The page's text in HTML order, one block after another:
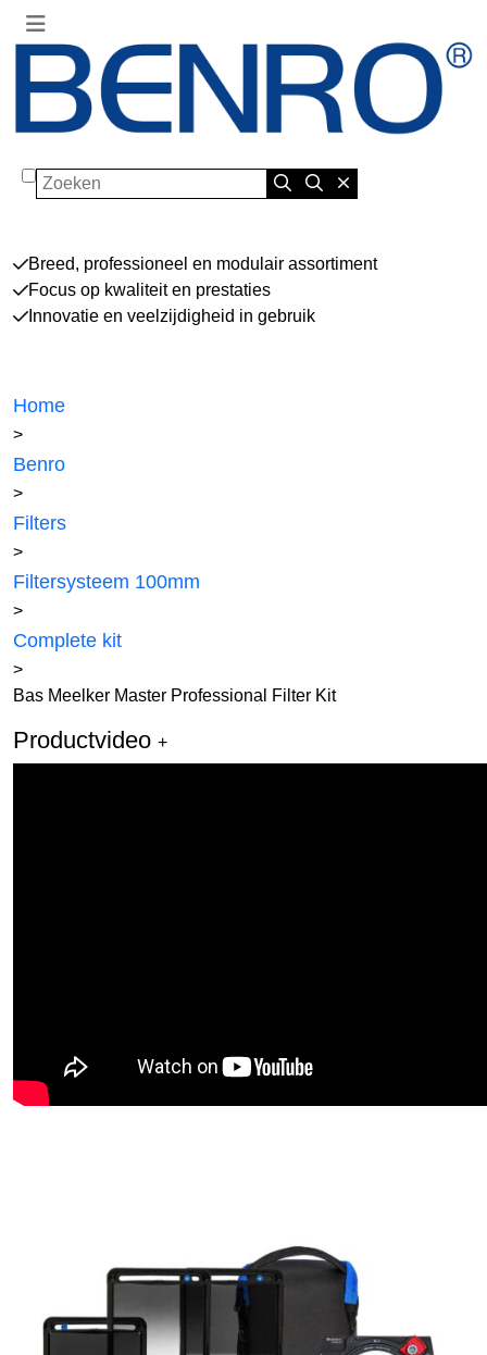
Zoeken
Breed, professioneel en modulair assortiment
Focus op kwaliteit en prestaties
Innovatie en veelzijdigheid in gebruik
Home
>
Benro
>
Filters
>
Filtersysteem 100mm
>
Complete kit
>
Bas Meelker Master Professional Filter Kit
Productvideo +